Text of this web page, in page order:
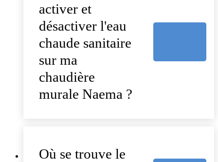
activer et
désactiver l'eau
chaude sanitaire
sur ma
chaudière
murale Naema ?
Où se trouve le